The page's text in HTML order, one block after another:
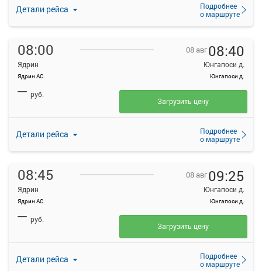
Детали рейса
Подробнее
о маршруте
08:00
Ядрин
Ядрин АС
08 авг08:40
Юнгапоси д.
Юнгапоси д.
Детали рейса
Подробнее
о маршруте
— руб.
Загрузить цену
08:45
Ядрин
Ядрин АС
08 авг09:25
Юнгапоси д.
Юнгапоси д.
Детали рейса
Подробнее
о маршруте
— руб.
Загрузить цену